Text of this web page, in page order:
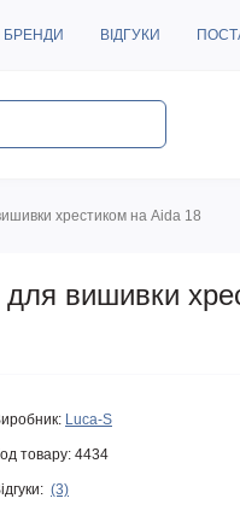
БРЕНДИ ВІДГУКИ
хрестиком на Aida 18
вишивки
Luca-S
товару: 4434
(3)